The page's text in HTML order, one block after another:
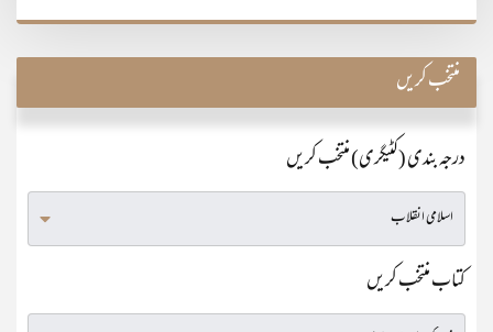
منتخب کریں
درجہ بندی (کٹیگری) منتخب کریں
کتاب منتخب کریں